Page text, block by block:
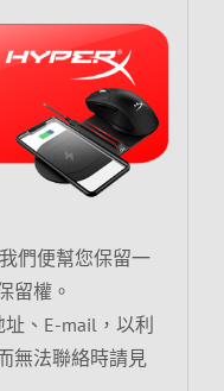
們便幫您保留一
留權。
、E-mail，以利
無法聯絡時請見